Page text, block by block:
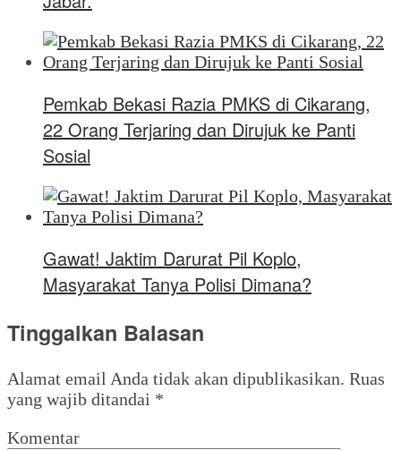
Pemkab Bekasi Razia PMKS di Cikarang,
22 Orang Terjaring dan Dirujuk ke Panti
Sosial
Gawat! Jaktim Darurat Pil Koplo,
Masyarakat Tanya Polisi Dimana?
Tinggalkan Balasan
Alamat email Anda tidak akan dipublikasikan. Ruas
yang wajib ditandai *
Komentar